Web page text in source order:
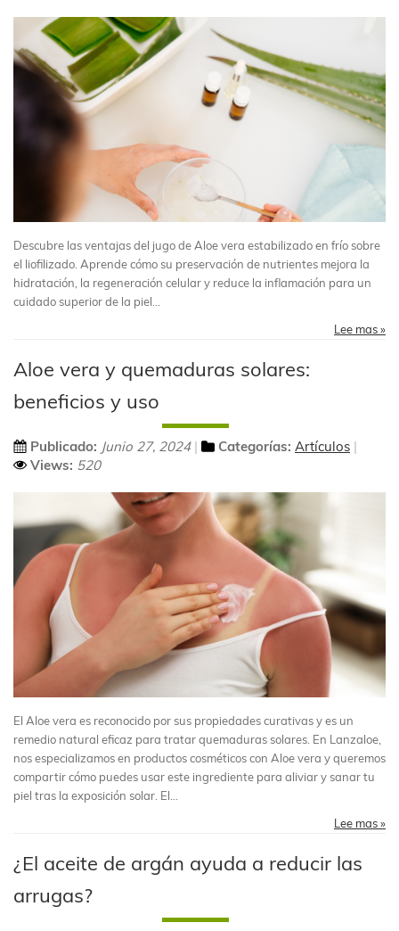
Descubre las ventajas del jugo de Aloe vera estabilizado en frío sobre
el liofilizado. Aprende cómo su preservación de nutrientes mejora la
hidratación, la regeneración celular y reduce la inflamación para un
cuidado superior de la piel...
Lee mas »
Aloe vera y quemaduras solares:
beneficios y uso
Publicado: Junio 27, 2024 Categorías: Artículos
Views: 520
El Aloe vera es reconocido por sus propiedades curativas y es un
remedio natural eficaz para tratar quemaduras solares. En Lanzaloe,
nos especializamos en productos cosméticos con Aloe vera y queremos
compartir cómo puedes usar este ingrediente para aliviar y sanar tu
piel tras la exposición solar. El...
Lee mas »
¿El aceite de argán ayuda a reducir las
arrugas?